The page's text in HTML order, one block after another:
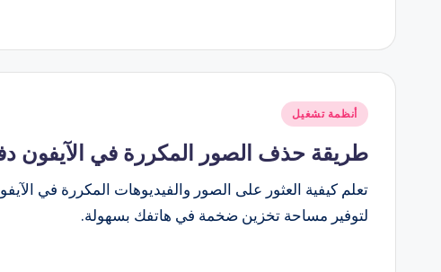
نُشرأنظمة تشغيل
طريقة حذف الصور المكررة في الآيفون
تعلم كيفية العثور على الصور والفيديوهات المكررة في
لتوفير مساحة تخزين ضخمة في هاتفك بسهولة.